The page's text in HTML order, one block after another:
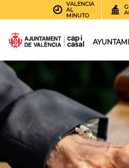
VALENCIA
AL
MINUTO